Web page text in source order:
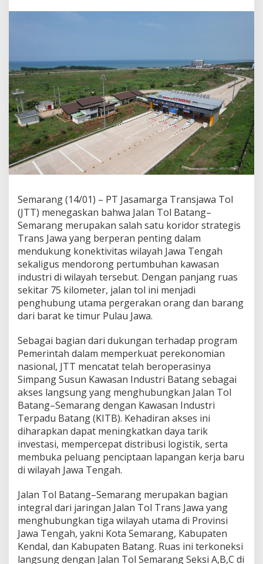
g
r
a
n
g
D
o
r
o
n
g
e
b
a
n
g
a
K
a
a
s
a
n
I
n
d
u
s
t
r
i
a
w
a
T
e
n
Semarang (14/01) – PT Jasamarga Transjawa Tol
(JTT) menegaskan bahwa Jalan Tol Batang–
Semarang merupakan salah satu koridor strategis
Trans Jawa yang berperan penting dalam
mendukung konektivitas wilayah Jawa Tengah
sekaligus mendorong pertumbuhan kawasan
industri di wilayah tersebut. Dengan panjang ruas
sekitar 75 kilometer, jalan tol ini menjadi
penghubung utama pergerakan orang dan barang
dari barat ke timur Pulau Jawa.
Sebagai bagian dari dukungan terhadap program
Pemerintah dalam memperkuat perekonomian
nasional, JTT mencatat telah beroperasinya
Simpang Susun Kawasan Industri Batang sebagai
akses langsung yang menghubungkan Jalan Tol
Batang–Semarang dengan Kawasan Industri
Terpadu Batang (KITB). Kehadiran akses ini
diharapkan dapat meningkatkan daya tarik
investasi, mempercepat distribusi logistik, serta
membuka peluang penciptaan lapangan kerja baru
di wilayah Jawa Tengah.
Jalan Tol Batang–Semarang merupakan bagian
integral dari jaringan Jalan Tol Trans Jawa yang
menghubungkan tiga wilayah utama di Provinsi
Jawa Tengah, yakni Kota Semarang, Kabupaten
Kendal, dan Kabupaten Batang. Ruas ini terkoneksi
langsung dengan Jalan Tol Semarang Seksi A,B,C di